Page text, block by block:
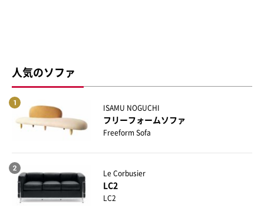
人気のソファ
ISAMU NOGUCHI
フリーフォームソファ
Freeform Sofa
Le Corbusier
LC2
LC2